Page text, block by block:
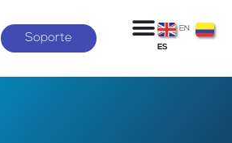
Soporte
EN
ES